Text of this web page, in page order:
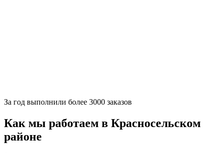
За год выполнили более 3000 заказов
Как мы работаем в Красносельском
районе